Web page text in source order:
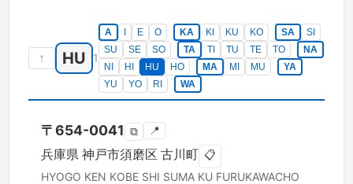
↑ HU 1
A E O KA KI KU KO SA
SI
SU
SE SO TA TI TU TE TO
NA
NI
HI HU HO MA MI MU
YA
YU
YO RI WA
〒654-0041 ⧉ 📍
兵庫県 神戸市須磨区 古川町 📋
HYOGO KEN KOBE SHI SUMA KU FURUKAWACHO